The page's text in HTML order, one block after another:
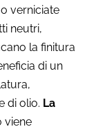
verniciate
neutri,
la finitura
di un
di olio. La
viene